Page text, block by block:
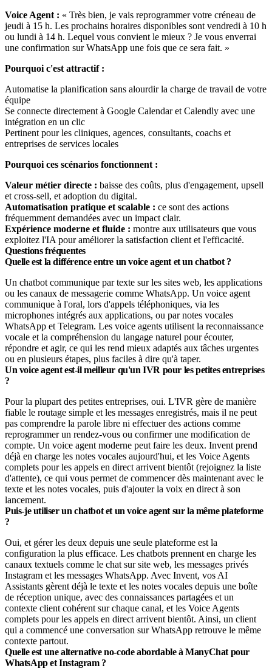
Voice Agent : « Très bien, je vais reprogrammer votre créneau de
jeudi à 15 h. Les prochains horaires disponibles sont vendredi à 10 h
ou lundi à 14 h. Lequel vous convient le mieux ? Je vous enverrai
une confirmation sur WhatsApp une fois que ce sera fait. »
Pourquoi c'est attractif :
Automatise la planification sans alourdir la charge de travail de votre
équipe
Se connecte directement à Google Calendar et Calendly avec une
intégration en un clic
Pertinent pour les cliniques, agences, consultants, coachs et
entreprises de services locales
Pourquoi ces scénarios fonctionnent :
Valeur métier directe : baisse des coûts, plus d'engagement, upsell
et cross-sell, et adoption du digital.
Automatisation pratique et scalable : ce sont des actions
fréquemment demandées avec un impact clair.
Expérience moderne et fluide : montre aux utilisateurs que vous
exploitez l'IA pour améliorer la satisfaction client et l'efficacité.
Questions fréquentes
Quelle est la différence entre un voice agent et un chatbot ?
Un chatbot communique par texte sur les sites web, les applications
ou les canaux de messagerie comme WhatsApp. Un voice agent
communique à l'oral, lors d'appels téléphoniques, via les
microphones intégrés aux applications, ou par notes vocales
WhatsApp et Telegram. Les voice agents utilisent la reconnaissance
vocale et la compréhension du langage naturel pour écouter,
répondre et agir, ce qui les rend mieux adaptés aux tâches urgentes
ou en plusieurs étapes, plus faciles à dire qu'à taper.
Un voice agent est-il meilleur qu'un IVR pour les petites entreprises
?
Pour la plupart des petites entreprises, oui. L'IVR gère de manière
fiable le routage simple et les messages enregistrés, mais il ne peut
pas comprendre la parole libre ni effectuer des actions comme
reprogrammer un rendez-vous ou confirmer une modification de
compte. Un voice agent moderne peut faire les deux. Invent prend
déjà en charge les notes vocales aujourd'hui, et les Voice Agents
complets pour les appels en direct arrivent bientôt (rejoignez la liste
d'attente), ce qui vous permet de commencer dès maintenant avec le
texte et les notes vocales, puis d'ajouter la voix en direct à son
lancement.
Puis-je utiliser un chatbot et un voice agent sur la même plateforme
?
Oui, et gérer les deux depuis une seule plateforme est la
configuration la plus efficace. Les chatbots prennent en charge les
canaux textuels comme le chat sur site web, les messages privés
Instagram et les messages WhatsApp. Avec Invent, vos AI
Assistants gèrent déjà le texte et les notes vocales depuis une boîte
de réception unique, avec des connaissances partagées et un
contexte client cohérent sur chaque canal, et les Voice Agents
complets pour les appels en direct arrivent bientôt. Ainsi, un client
qui a commencé une conversation sur WhatsApp retrouve le même
contexte partout.
Quelle est une alternative no-code abordable à ManyChat pour
WhatsApp et Instagram ?